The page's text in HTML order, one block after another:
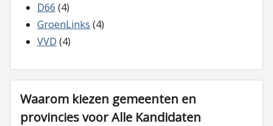
D66 (4)
GroenLinks (4)
VVD (4)
Waarom kiezen gemeenten en
provincies voor Alle Kandidaten